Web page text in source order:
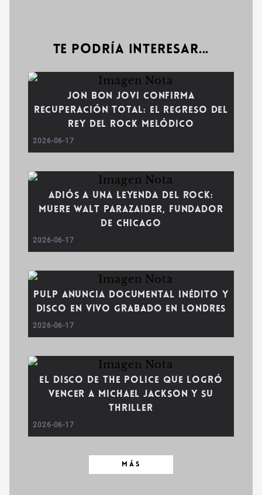
Te podría interesar...
Jon Bon Jovi confirma
recuperación total: El regreso del
Rey del Rock melódico
2026-06-17
Adiós a una leyenda del rock:
Muere Walt Parazaider, fundador
de Chicago
2026-06-17
Pulp anuncia documental inédito y
disco en vivo grabado en Londres
2026-06-17
El disco de The Police que logró
vencer a Michael Jackson y su
Thriller
2026-06-17
MÁS